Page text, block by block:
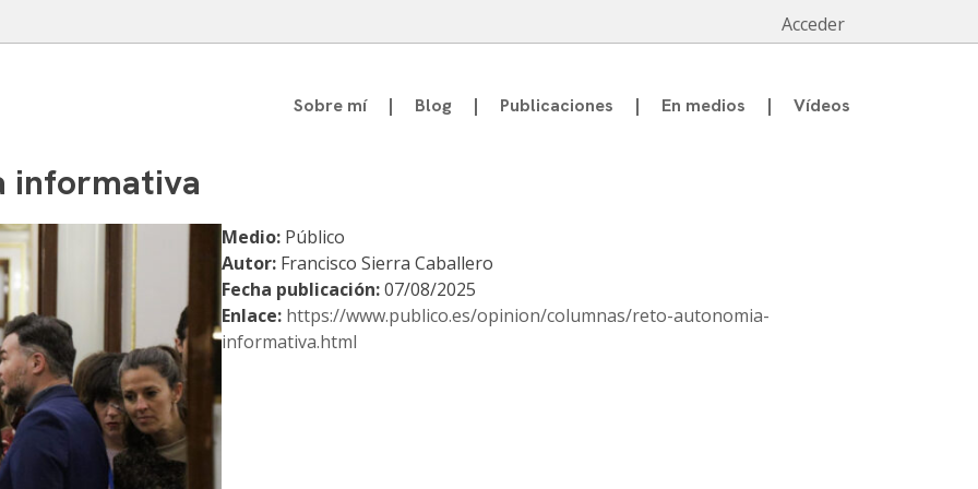
Acceder
Sobre mí Blog Publicaciones En medios Vídeos
informativa
Medio: Público
Autor: Francisco Sierra Caballero
Fecha publicación:07/08/2025
Enlace: https://www.publico.es/opinion/columnas/reto-autonomia-
informativa.html